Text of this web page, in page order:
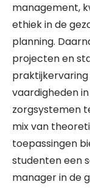
management,
ethiek in de
planning.
projecten en
vaardigheden
zorgsystemen
mix van
toepassingen
studenten een
manager in de